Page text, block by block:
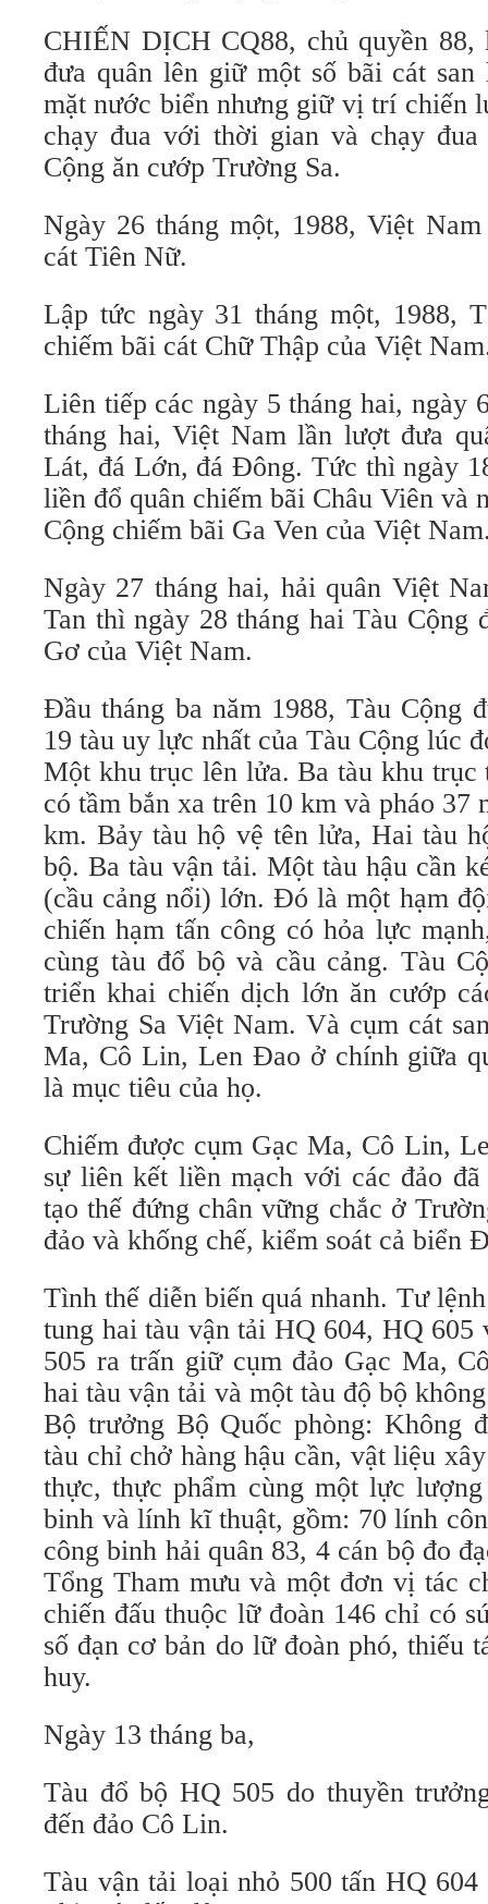
CHIẾN DỊCH CQ88, chủ quyền 88,
đưa quân lên giữ một số bãi cát
mặt nước biển nhưng giữ vị trí chiến
chạy đua với thời gian và chạy
Cộng ăn cướp Trường Sa.
Ngày 26 tháng một, 1988, Việt
cát Tiên Nữ.
Lập tức ngày 31 tháng một, 1988,
chiếm bãi cát Chữ Thập của Việt
Liên tiếp các ngày 5 tháng hai, ngày
tháng hai, Việt Nam lần lượt đưa
Lát, đá Lớn, đá Đông. Tức thì ngày
liền đổ quân chiếm bãi Châu Viên và
Cộng chiếm bãi Ga Ven của Việt
Ngày 27 tháng hai, hải quân Việt
Tan thì ngày 28 tháng hai Tàu Cộng
Gơ của Việt Nam.
Đầu tháng ba năm 1988, Tàu Cộng
19 tàu uy lực nhất của Tàu Cộng lúc
Một khu trục lên lửa. Ba tàu khu trục
có tầm bắn xa trên 10 km và pháo 37
km. Bảy tàu hộ vệ tên lửa, Hai tàu
bộ. Ba tàu vận tải. Một tàu hậu cần
(cầu cảng nổi) lớn. Đó là một hạm
chiến hạm tấn công có hỏa lực
cùng tàu đổ bộ và cầu cảng. Tàu
triển khai chiến dịch lớn ăn cướp
Trường Sa Việt Nam. Và cụm cát
Ma, Cô Lin, Len Đao ở chính giữa
là mục tiêu của họ.
Chiếm được cụm Gạc Ma, Cô Lin,
sự liên kết liền mạch với các đảo
tạo thế đứng chân vững chắc ở
đảo và khống chế, kiểm soát cả biển
Tình thế diễn biến quá nhanh. Tư
tung hai tàu vận tải HQ 604, HQ 605
505 ra trấn giữ cụm đảo Gạc Ma,
hai tàu vận tải và một tàu độ bộ
Bộ trưởng Bộ Quốc phòng: Không
tàu chỉ chở hàng hậu cần, vật liệu
thực, thực phẩm cùng một lực
binh và lính kĩ thuật, gồm: 70 lính
công binh hải quân 83, 4 cán bộ đo
Tổng Tham mưu và một đơn vị tác
chiến đấu thuộc lữ đoàn 146 chỉ có
số đạn cơ bản do lữ đoàn phó, thiếu
huy.
Ngày 13 tháng ba,
Tàu đổ bộ HQ 505 do thuyền
đến đảo Cô Lin.
Tàu vận tải loại nhỏ 500 tấn HQ